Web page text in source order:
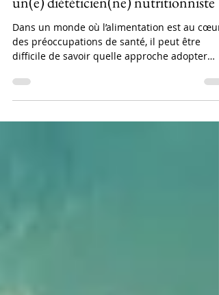
Pourquoi se faire accompagner par
un(e) diététicien(ne) nutritionniste ?
Dans un monde où l’alimentation est au cœur
des préoccupations de santé, il peut être
pour...